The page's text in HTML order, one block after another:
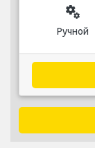
miscellaneous_services
Ручной